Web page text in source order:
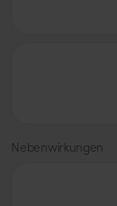
Nebenwirkungen